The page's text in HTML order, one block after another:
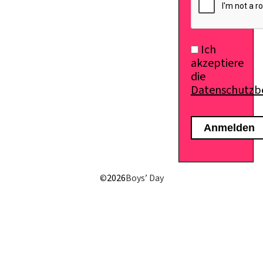
Ich
akzeptiere
die
©2026Boys’ Day